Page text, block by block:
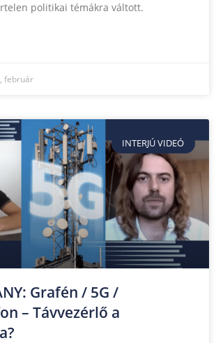
politikai témákra váltott.
február
INTERJÚ VIDEÓ
Grafén / 5G /
– Távvezérlő a